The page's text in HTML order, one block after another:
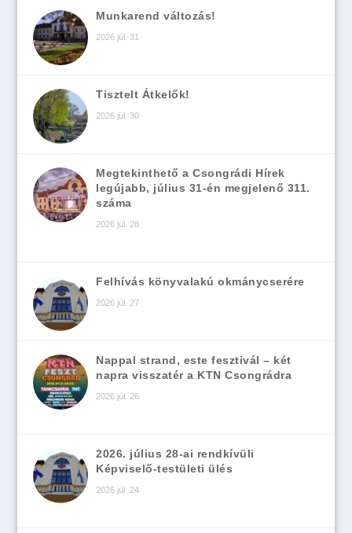
Munkarend változás!
2026 júl. 31
Tisztelt Átkelők!
2026 júl. 30
Megtekinthető a Csongrádi Hírek
legújabb, július 31-én megjelenő 311.
száma
2026 júl. 28
Felhívás könyvalakú okmánycserére
2026 júl. 27
Nappal strand, este fesztivál – két
napra visszatér a KTN Csongrádra
2026 júl. 26
2026. július 28-ai rendkívüli
Képviselő-testületi ülés
2026 júl. 24